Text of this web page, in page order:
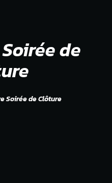
de
Soirée de Clôture